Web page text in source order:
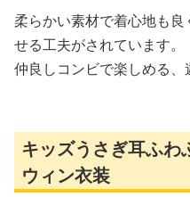
柔らかい素材で着心地も
せる工夫がされています。
仲良しコンビで楽しめる、
キッズうさぎ耳ふわ
ウィン衣装